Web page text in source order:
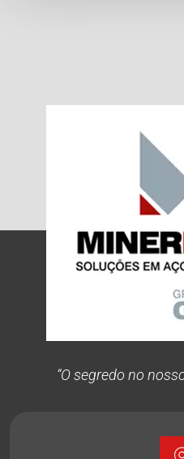
“O segredo no